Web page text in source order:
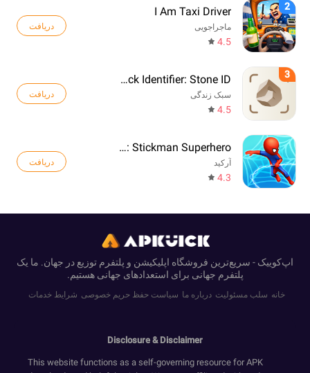
2
I Am Taxi Driver
ماجراجویی
4.5
دریافت
3
Rock Identifier: Stone ID
سبک زندگی
4.5
دریافت
Web Master: Stickman Superhero
آرکید
4.3
دریافت
اپ‌کوییک - سریع‌ترین فروشگاه اپلیکیشن و پلتفرم توزیع در جهان. ما یک
پلتفرم جهانی برای استعدادهای جهانی هستیم.
خانه سلب مسئولیت درباره ما سیاست حفظ حریم خصوصی شرایط خدمات
Disclosure & Disclaimer
This website functions as a self-governing resource for APK